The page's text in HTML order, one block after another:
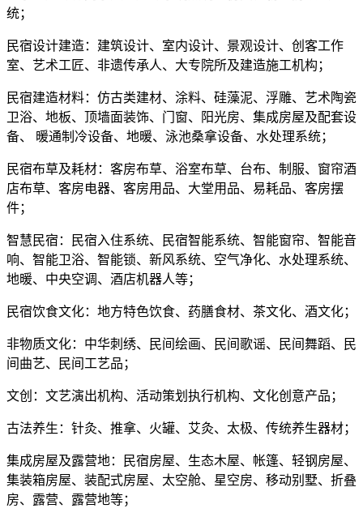
统；
民宿设计建造：建筑设计、室内设计、景观设计、创客工作
室、艺术工匠、非遗传承人、大专院所及建造施工机构；
民宿建造材料：仿古类建材、涂料、硅藻泥、浮雕、艺术陶瓷
卫浴、地板、顶墙面装饰、门窗、阳光房、集成房屋及配套设
备、 暖通制冷设备、地暖、泳池桑拿设备、水处理系统；
民宿布草及耗材：客房布草、浴室布草、台布、制服、窗帘酒
店布草、客房电器、客房用品、大堂用品、易耗品、客房摆
件；
智慧民宿：民宿入住系统、民宿智能系统、智能窗帘、智能音
响、智能卫浴、智能锁、新风系统、空气净化、水处理系统、
地暖、中央空调、酒店机器人等；
民宿饮食文化：地方特色饮食、药膳食材、茶文化、酒文化；
非物质文化：中华刺绣、民间绘画、民间歌谣、民间舞蹈、民
间曲艺、民间工艺品；
文创：文艺演出机构、活动策划执行机构、文化创意产品；
古法养生：针灸、推拿、火罐、艾灸、太极、传统养生器材；
集成房屋及露营地：民宿房屋、生态木屋、帐篷、轻钢房屋、
集装箱房屋、装配式房屋、太空舱、星空房、移动别墅、折叠
房、露营、露营地等；